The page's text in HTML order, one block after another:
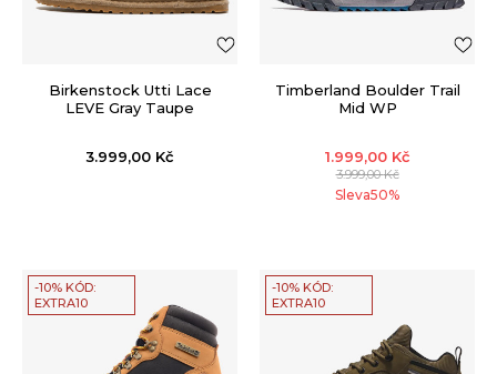
Birkenstock Utti Lace
LEVE Gray Taupe
3.999,00 Kč
Timberland Boulder Trail
Mid WP
1.999,00 Kč
3.999,00Kč
Sleva50%
-10% KÓD:
EXTRA10
-10% KÓD:
EXTRA10